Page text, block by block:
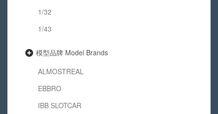
1/32
1/43
模型品牌 Model Brands
ALMOSTREAL
EBBRO
IBB SLOTCAR